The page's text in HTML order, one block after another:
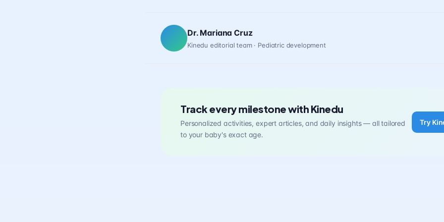
Dr. Mariana Cruz
Kinedu editorial team · Pediatric development
Track every milestone with Kinedu
Personalized activities, expert articles, and daily insights — all tailored
to your baby's exact age.
Try